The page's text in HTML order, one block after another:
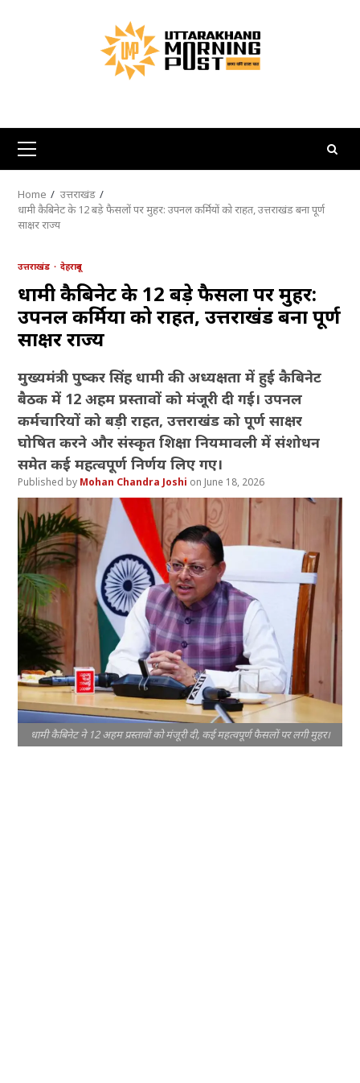
Primary
Menu
Home
उत्तराखंड
धामी कैबिनेट के 12 बड़े फैसलों पर मुहर: उपनल कर्मियों को राहत, उत्तराखंड बना पूर्ण
साक्षर राज्य
उत्तराखंड देहरादून
धामी कैबिनेट के 12 बड़े फैसलों पर मुहर:
उपनल कर्मियों को राहत, उत्तराखंड बना पूर्ण
साक्षर राज्य
मुख्यमंत्री पुष्कर सिंह धामी की अध्यक्षता में हुई कैबिनेट
बैठक में 12 अहम प्रस्तावों को मंजूरी दी गई। उपनल
कर्मचारियों को बड़ी राहत, उत्तराखंड को पूर्ण साक्षर
घोषित करने और संस्कृत शिक्षा नियमावली में संशोधन
समेत कई महत्वपूर्ण निर्णय लिए गए।
Mohan Chandra Joshi June 18, 2026
धामी कैबिनेट ने 12 अहम प्रस्तावों को मंजूरी दी, कई महत्वपूर्ण फैसलों पर लगी मुहर।